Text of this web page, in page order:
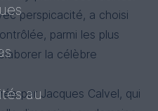
perspicacité, a choisi
parmi les plus
la célèbre
par Jacques Calvel, qui
au